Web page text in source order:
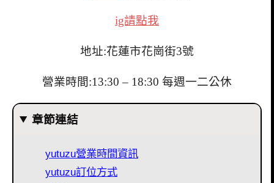
ig請點我
地址:花蓮市花崗街3號
營業時間:13:30 – 18:30 每週一二公休
章節連結
yutuzu營業時間資訊
yutuzu訂位方式